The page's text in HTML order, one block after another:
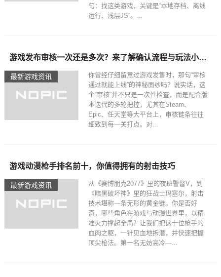
句：找这类游戏，关键是“本地存档、离线
运行、浅层JS”。...
最新游戏资讯
游戏发布审核一次还是多次？来了解确认流程与玩法小技巧吧！
你曾经仔细留意过游戏发售时，那句“审核
通过就能上线”的神秘面纱吗？说实话，这
个“审核”并不只是一次性检查，而是配合版
本迭代的多轮把控，尤其在Steam、
Epic、任天堂等大平台上，审核链条往往
细致到每一关打点。对...
最新游戏资讯
游戏动漫枪手排名前十，你值得拥有的射击技巧
从《赛博朋克2077》里的夜班警督V，到
《暗黑破坏神》里的狂战士玛塞尔，射击
技术堪称一条无形的黄金链。你是否好
奇，哪些角色在游戏与动漫世界里，以精
准火力撑起全局？让我们把这十位枪手的
血肉之躯，一针见血地拆潜，并快速把握
顶尖枪法。第一名无妨高冷—...